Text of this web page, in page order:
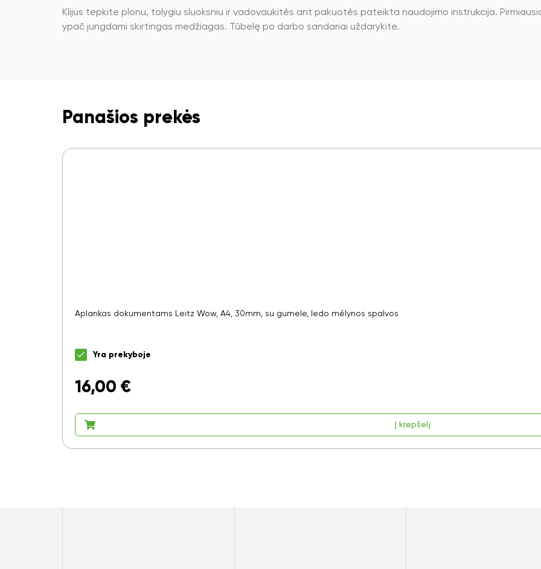
Klijus tepkite plonu, tolygiu sluoksniu ir vadovaukitės ant pakuotės pateikta naudojimo instrukcija.
ypač jungdami skirtingas medžiagas. Tūbelę po darbo sandariai uždarykite.
Panašios prekės
Aplankas dokumentams Leitz Wow, A4, 30mm, su gumele, ledo mėlynos spalvos
Yra prekyboje
16,00 €
Į krepšelį